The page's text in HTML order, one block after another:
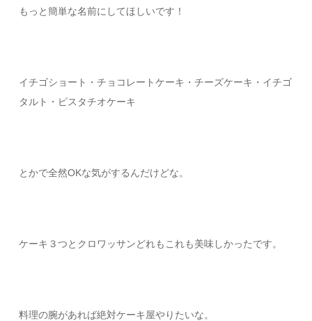
もっと簡単な名前にしてほしいです！
イチゴショート・チョコレートケーキ・チーズケーキ・イチゴ
タルト・ピスタチオケーキ
とかで全然OKな気がするんだけどな。
ケーキ３つとクロワッサンどれもこれも美味しかったです。
料理の腕があれば絶対ケーキ屋やりたいな。